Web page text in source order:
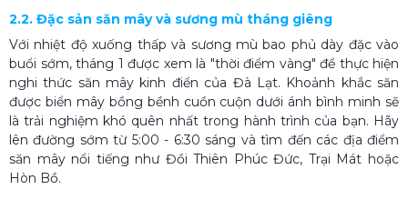
2.2. Đặc sản săn mây và sương mù tháng giêng
Với nhiệt độ xuống thấp và sương mù bao phủ dày đặc vào
buổi sớm, tháng 1 được xem là "thời điểm vàng" để thực hiện
nghi thức săn mây kinh điển của Đà Lạt. Khoảnh khắc săn
được biển mây bồng bềnh cuồn cuộn dưới ánh bình minh sẽ
là trải nghiệm khó quên nhất trong hành trình của bạn. Hãy
lên đường sớm từ 5:00 - 6:30 sáng và tìm đến các địa điểm
săn mây nổi tiếng như Đồi Thiên Phúc Đức, Trại Mát hoặc
Hòn Bồ.